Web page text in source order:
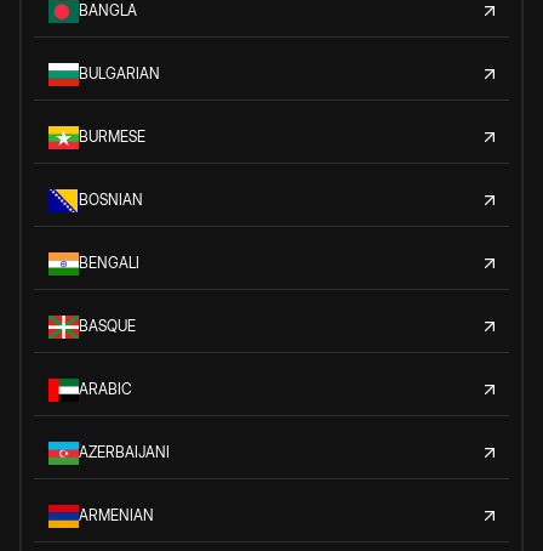
BANGLA
BULGARIAN
BURMESE
BOSNIAN
BENGALI
BASQUE
ARABIC
AZERBAIJANI
ARMENIAN